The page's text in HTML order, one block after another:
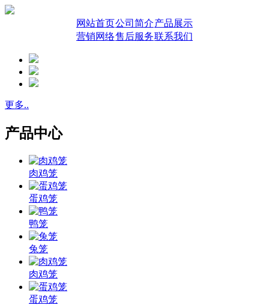
网站首页公司简介产品展示
营销网络售后服务联系我们
更多..
产品中心
肉鸡笼
蛋鸡笼
鸭笼
兔笼
肉鸡笼
蛋鸡笼